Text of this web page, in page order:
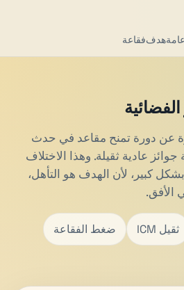
هدففقاعة
عن دورة تمنح مقاعد في حدث
عادية ثقيلة. وهذا الاختلاف
بشكل كبير، لأن الهدف هو التأهل،
ICM ثقيل ضغط الفقاعة